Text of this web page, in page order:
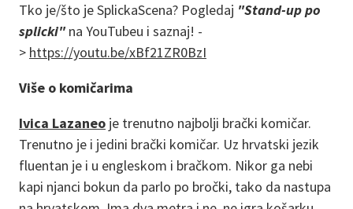
Tko je/što je SplickaScena? Pogledaj "Stand-up po
splicki"na YouTubeu i saznaj! -
> https://youtu.be/xBf21ZR0BzI
Više o komičarima
Ivica Lazaneo je trenutno najbolji brački komičar.
Trenutno je i jedini brački komičar. Uz hrvatski jezik
fluentan je i u engleskom i bračkom. Nikor ga nebi
kapi njanci bokun da parlo po bročki, tako da nastupa